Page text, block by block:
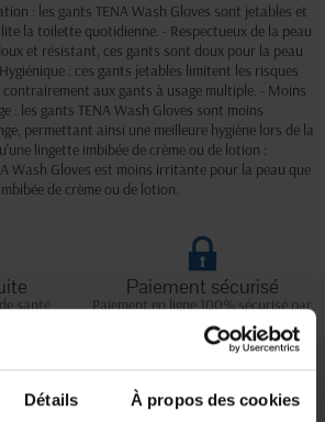
Détails À propos des cookies
: les gants TENA Wash Gloves sont jetables et
la toilette quotidienne. - Respectueux de la peau
et résistant, ces gants sont doux pour la peau
: ces gants jetables limitent les risques
aux gants à usage multiple. - Moins
: les gants TENA Wash Gloves sont moins
permettant ainsi une meilleure hygiène lors de la
lingette imbibée de crème ou de lotion :
Wash Gloves est moins irritante pour la peau que
de crème ou de lotion.
santé
Paiement sécurisé
Paiement en ligne 100% sécurisé par
carte bancaire ou Paypal